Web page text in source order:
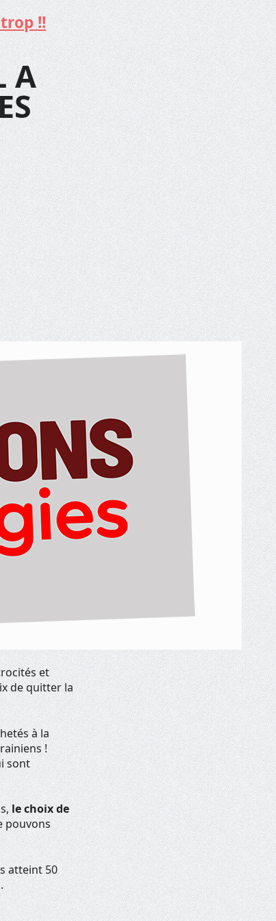
!!
A
et
de quitter la
à la
!
sont
le choix de
pouvons
atteint 50